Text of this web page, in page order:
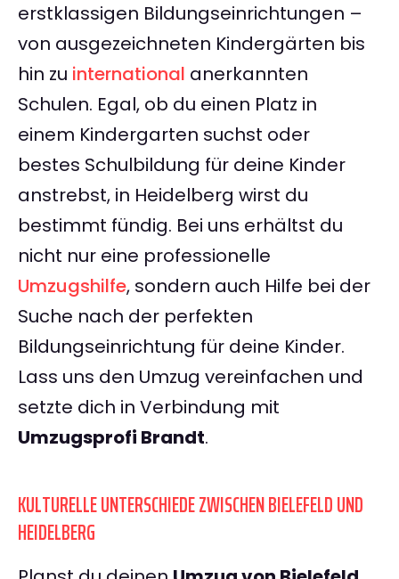
erstklassigen Bildungseinrichtungen –
von ausgezeichneten Kindergärten bis
hin zu international anerkannten
Schulen. Egal, ob du einen Platz in
einem Kindergarten suchst oder
bestes Schulbildung für deine Kinder
anstrebst, in Heidelberg wirst du
bestimmt fündig. Bei uns erhältst du
nicht nur eine professionelle
Umzugshilfe, sondern auch Hilfe bei der
Suche nach der perfekten
Bildungseinrichtung für deine Kinder.
Lass uns den Umzug vereinfachen und
setzte dich in Verbindung mit
Umzugsprofi Brandt.
KULTURELLE UNTERSCHIEDE ZWISCHEN BIELEFELD UND
HEIDELBERG